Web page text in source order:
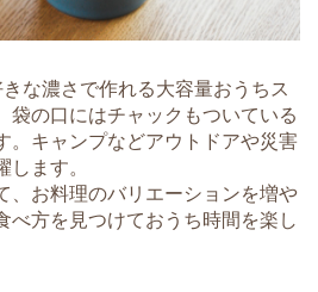
な濃さで作れる大容量おうちス
袋の口にはチャックもついている
。キャンプなどアウトドアや災害
します。
、お料理のバリエーションを増や
べ方を見つけておうち時間を楽し